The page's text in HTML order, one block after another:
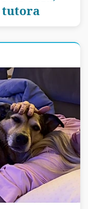
tutora